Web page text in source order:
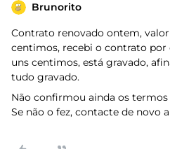
Brunorito
Contrato renovado ontem,
centimos, recebi o contrato
uns centimos, está gravado,
tudo gravado.
Não confirmou ainda os
Se não o fez, contacte de novo